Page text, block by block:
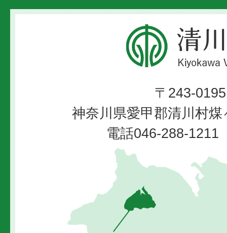
清
川
Kiyokawa
Village
〒243-0195
神奈川県愛甲郡清川村
電話046-288-1211